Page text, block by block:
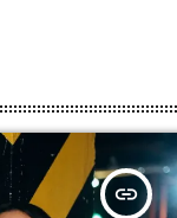
insert_link